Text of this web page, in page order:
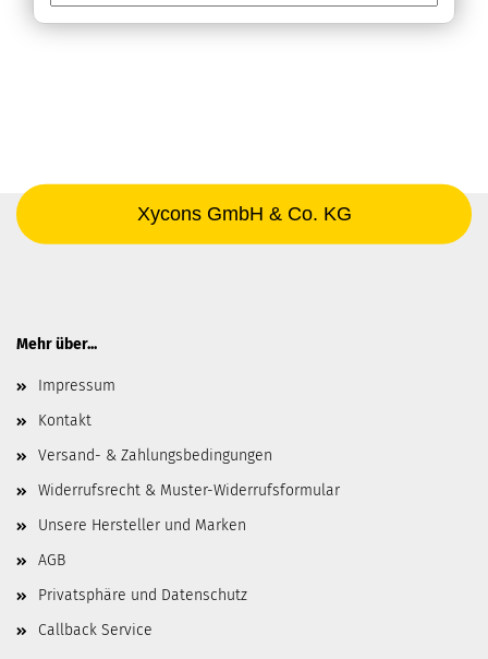
Xycons GmbH & Co. KG
Mehr über...
Impressum
Kontakt
Versand- & Zahlungsbedingungen
Widerrufsrecht & Muster-Widerrufsformular
Unsere Hersteller und Marken
AGB
Privatsphäre und Datenschutz
Callback Service